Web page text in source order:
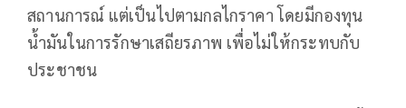
สถานการณ์ แต่เป็นไปตามกลไกราคา โดยมีกองทุน
น้ำมันในการรักษาเสถียรภาพ เพื่อไม่ให้กระทบกับ
ประชาชน